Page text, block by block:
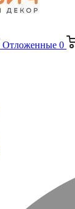
Отложенные 0